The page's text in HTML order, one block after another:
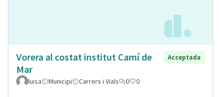
Vorera al costat institut Camí de
Mar
Acceptada
luisa Municipi Carrers i Vials 0 0